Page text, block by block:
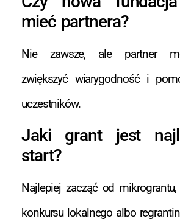
mieć partnera?
Nie zawsze, ale partner
zwiększyć wiarygodność i
uczestników.
Jaki grant jest
start?
Najlepiej zacząć od mikrograntu,
konkursu lokalnego albo